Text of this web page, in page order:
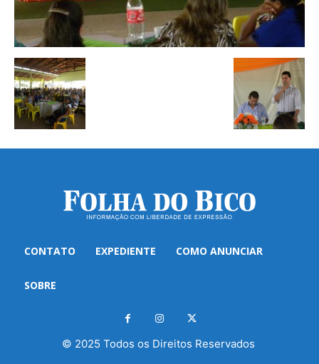
CONTATO EXPEDIENTE COMO ANUNCIAR
SOBRE
© 2025 Todos os Direitos Reservados